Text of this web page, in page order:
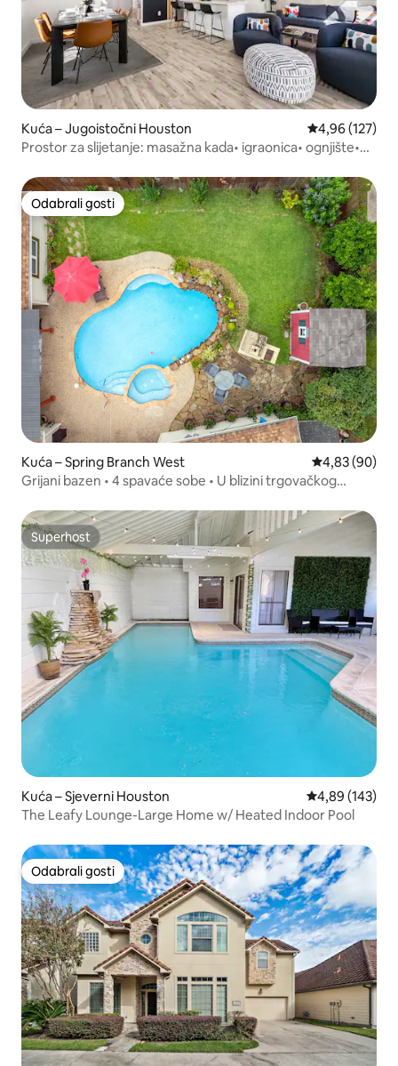
Kuća – Jugoistočni Houston Prosječna
4,96 (127)
Prostor za slijetanje: masažna kada• igraonica• ognjište•
Odabrali gosti
Odabrali gosti
Kuća – Spring Branch West Prosječna
4,83 (90)
Grijani bazen • 4 spavaće sobe • U blizini trgovačkog
Superhost
Superhost
Kuća – Sjeverni Houston Prosječna
4,89 (143)
The Leafy Lounge-Large Home w/ Heated Indoor Pool
Odabrali gosti
Odabrali gosti